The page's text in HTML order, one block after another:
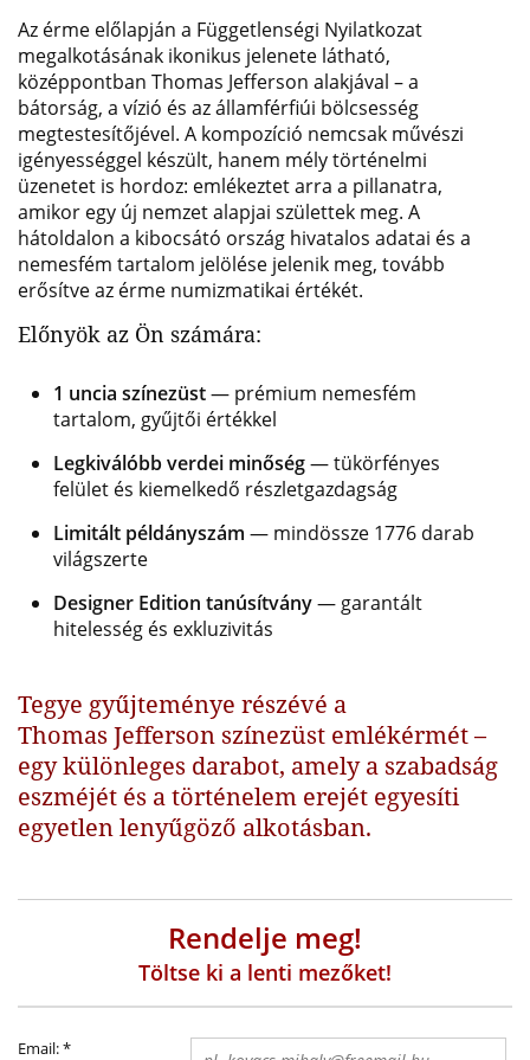
Az érme előlapján a Függetlenségi Nyilatkozat
megalkotásának ikonikus jelenete látható,
középpontban Thomas Jefferson alakjával – a
bátorság, a vízió és az államférfiúi bölcsesség
megtestesítőjével. A kompozíció nemcsak művészi
igényességgel készült, hanem mély történelmi
üzenetet is hordoz: emlékeztet arra a pillanatra,
amikor egy új nemzet alapjai születtek meg. A
hátoldalon a kibocsátó ország hivatalos adatai és a
nemesfém tartalom jelölése jelenik meg, tovább
erősítve az érme numizmatikai értékét.
Előnyök az Ön számára:
1 uncia színezüst— prémium nemesfém
tartalom, gyűjtői értékkel
Legkiválóbb verdei minőség— tükörfényes
felület és kiemelkedő részletgazdagság
Limitált példányszám — mindössze 1776 darab
világszerte
Designer Edition tanúsítvány— garantált
hitelesség és exkluzivitás
Tegye gyűjteménye részévé a
Thomas Jefferson színezüst emlékérmét –
egy különleges darabot, amely a szabadság
eszméjét és a történelem erejét egyesíti
egyetlen lenyűgöző alkotásban.
Rendelje meg!
Töltse ki a lenti mezőket!
Email:*